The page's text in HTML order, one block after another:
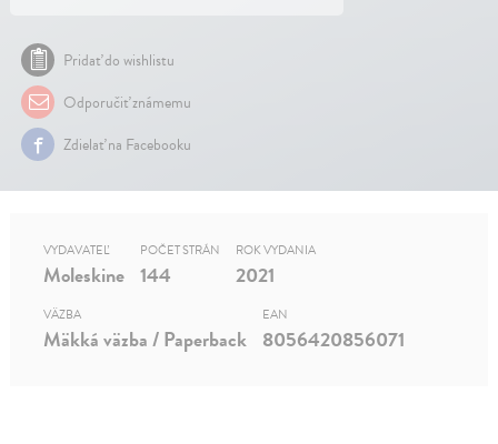
Pridať do wishlistu
Odporučiť známemu
Zdielať na Facebooku
VYDAVATEĽ
Moleskine
POČET STRÁN
144
ROK VYDANIA
2021
VÄZBA
Mäkká väzba / Paperback
EAN
8056420856071